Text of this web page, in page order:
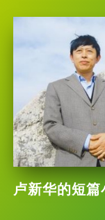
卢新华的短